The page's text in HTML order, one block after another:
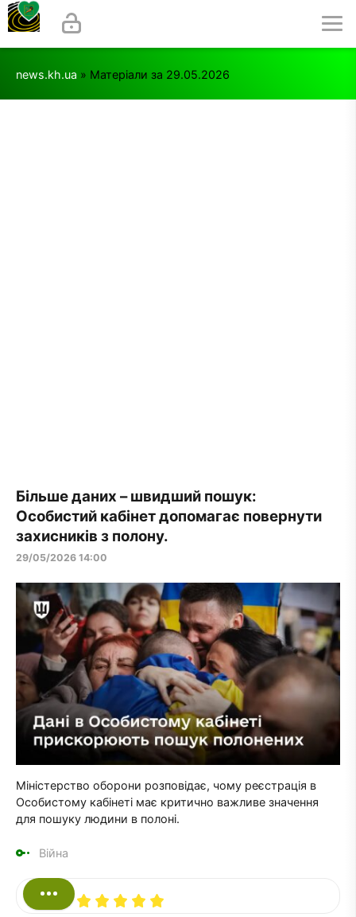
news.kh.ua » Матеріали за 29.05.2026
Більше даних – швидший пошук:
Особистий кабінет допомагає повернути
захисників з полону.
29/05/2026 14:00
Міністерство оборони розповідає, чому реєстрація в
Особистому кабінеті має критично важливе значення
для пошуку людини в полоні.
Війна